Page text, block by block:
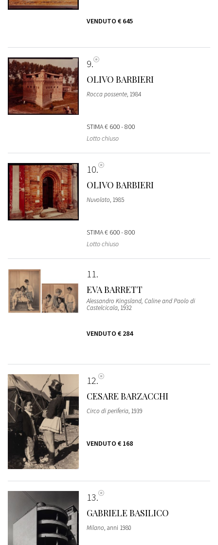
VENDUTO € 645
9
OLIVO BARBIERI
Rocca possente, 1984
STIMA€ 600 - 800
Lotto chiuso
10
OLIVO BARBIERI
Nuvolato, 1985
STIMA€ 600 - 800
Lotto chiuso
11
EVA BARRETT
Alessandro Kingsland, Caline and Paolo di
Castelcicala, 1932
VENDUTO € 284
12
CESARE BARZACCHI
Circo di periferia, 1939
VENDUTO € 168
13
GABRIELE BASILICO
Milano, anni 1980